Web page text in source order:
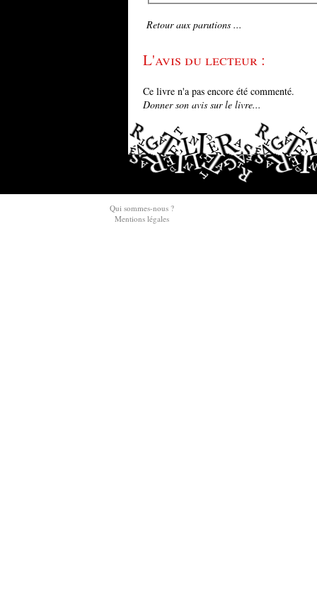
Retour aux parutions ...
L'avis du lecteur :
Ce livre n'a pas encore été commenté.
Donner son avis sur le livre...
Qui sommes-nous ?
Mentions légales